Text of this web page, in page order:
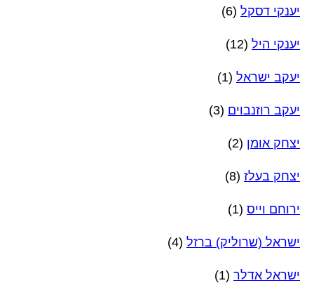
יענקי דסקל (6)
יענקי היל (12)
יעקב ישראל (1)
יעקב רוזנבוים (3)
יצחק אומן (2)
יצחק בעלז (8)
ירוחם וייס (1)
ישראל (שרוליק) ברזל (4)
ישראל אדלר (1)